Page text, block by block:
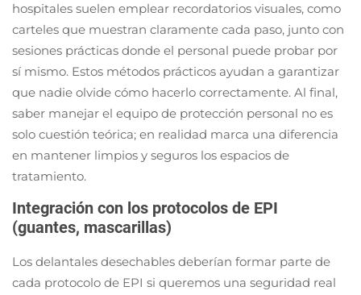
hospitales suelen emplear recordatorios visuales, como
carteles que muestran claramente cada paso, junto con
sesiones prácticas donde el personal puede probar por
sí mismo. Estos métodos prácticos ayudan a garantizar
que nadie olvide cómo hacerlo correctamente. Al final,
saber manejar el equipo de protección personal no es
solo cuestión teórica; en realidad marca una diferencia
en mantener limpios y seguros los espacios de
tratamiento.
Integración con los protocolos de EPI
(guantes, mascarillas)
Los delantales desechables deberían formar parte de
cada protocolo de EPI si queremos una seguridad real